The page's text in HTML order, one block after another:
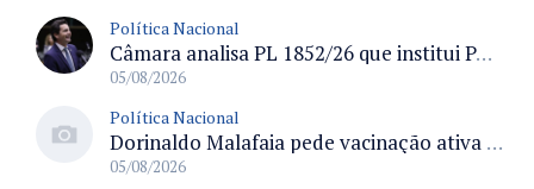
Política Nacional
Câmara analisa PL 1852/26 que institui Política Nacional de Gestão de Desempenho e Eficiência para servidores públicos
05/08/2026
Política Nacional
Dorinaldo Malafaia pede vacinação ativa ao Ministério da Saúde para reverter queda na cobertura vacinal no Brasil
05/08/2026